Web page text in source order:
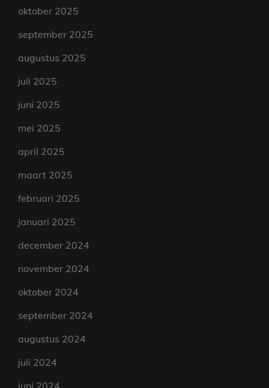
oktober 2025
september 2025
augustus 2025
juli 2025
juni 2025
mei 2025
april 2025
maart 2025
februari 2025
januari 2025
december 2024
november 2024
oktober 2024
september 2024
augustus 2024
juli 2024
juni 2024